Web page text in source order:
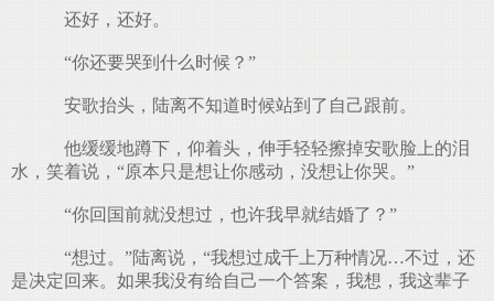
还好，还好。
“你还要哭到什么时候？”
安歌抬头，陆离不知道时候站到了自己跟前。
他缓缓地蹲下，仰着头，伸手轻轻擦掉安歌脸上的泪
水，笑着说，“原本只是想让你感动，没想让你哭。”
“你回国前就没想过，也许我早就结婚了？”
“想过。”陆离说，“我想过成千上万种情况…不过，还
是决定回来。如果我没有给自己一个答案，我想，我这辈子